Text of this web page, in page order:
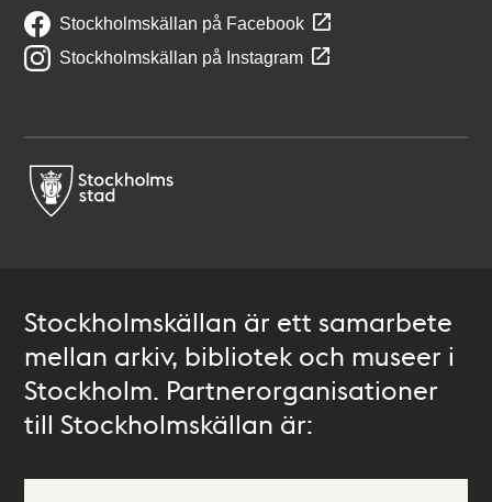
Stockholmskällan på Facebook
Stockholmskällan på Instagram
Stockholmskällan är ett samarbete
mellan arkiv, bibliotek och museer i
Stockholm. Partnerorganisationer
till Stockholmskällan är: